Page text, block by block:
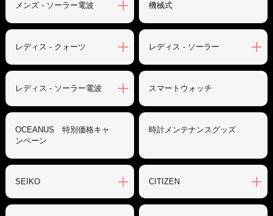
メンズ - ソーラー電波 機械式
レディス - クォーツ レディス - ソーラー
レディス - ソーラー電波 スマートウォッチ
OCEANUS 特別価格キャ
ンペーン
時計メンテナンスグッズ
SEIKO CITIZEN